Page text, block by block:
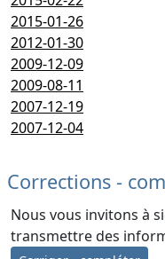
2015-01-26
2012-01-30
2009-12-09
2009-08-11
2007-12-19
2007-12-04
Corrections -
Nous vous invitons à
transmettre des